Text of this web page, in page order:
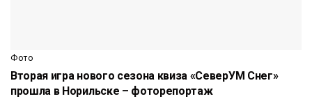
Фото
Вторая игра нового сезона квиза «СеверУМ Снег»
прошла в Норильске – фоторепортаж